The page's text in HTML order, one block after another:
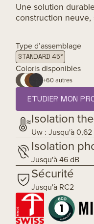
Une solution
construction neuve,
Type d’assemblage
STANDARD 45°
Coloris disponibles
+60 autres
ETUDIER MON
Isolation
Uw : Jusqu'à 0,62
Isolation
Jusqu'à 46 dB
Sécurité
Jusqu'à RC2